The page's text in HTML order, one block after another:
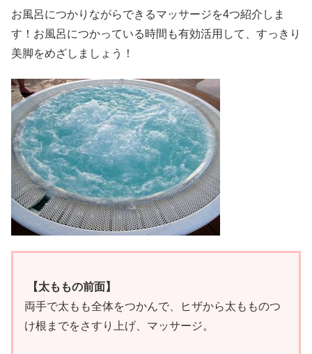
お風呂につかりながらできるマッサージを4つ紹介しま
す！お風呂につかっている時間も有効活用して、すっきり
美脚をめざしましょう！
【太ももの前面】
両手で太もも全体をつかんで、ヒザから太もものつ
け根までをさすり上げ、マッサージ。